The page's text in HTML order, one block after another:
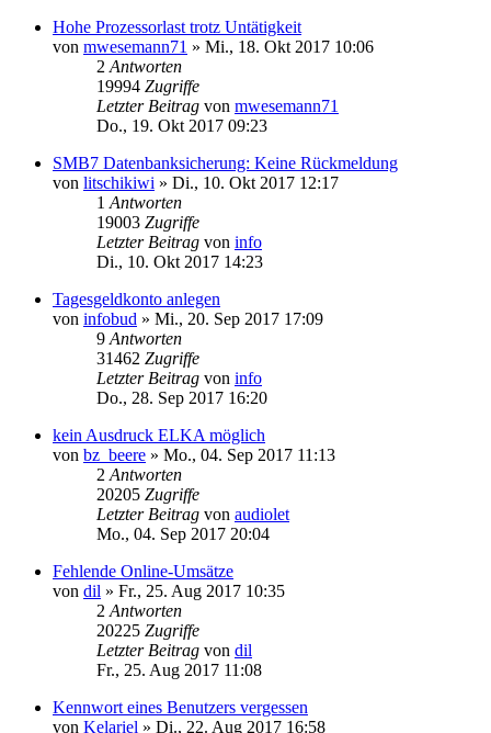
Hohe Prozessorlast trotz Untätigkeit
von mwesemann71 » Mi., 18. Okt 2017 10:06
2 Antworten
19994 Zugriffe
Letzter Beitrag von mwesemann71
Do., 19. Okt 2017 09:23
SMB7 Datenbanksicherung: Keine Rückmeldung
von litschikiwi » Di., 10. Okt 2017 12:17
1 Antworten
19003 Zugriffe
Letzter Beitrag von info
Di., 10. Okt 2017 14:23
Tagesgeldkonto anlegen
von infobud » Mi., 20. Sep 2017 17:09
9 Antworten
31462 Zugriffe
Letzter Beitrag von info
Do., 28. Sep 2017 16:20
kein Ausdruck ELKA möglich
von bz_beere » Mo., 04. Sep 2017 11:13
2 Antworten
20205 Zugriffe
Letzter Beitrag von audiolet
Mo., 04. Sep 2017 20:04
Fehlende Online-Umsätze
von dil » Fr., 25. Aug 2017 10:35
2 Antworten
20225 Zugriffe
Letzter Beitrag von dil
Fr., 25. Aug 2017 11:08
Kennwort eines Benutzers vergessen
von Kelariel » Di., 22. Aug 2017 16:58